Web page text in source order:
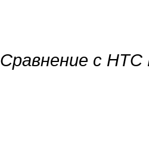
Сравнение с HTC